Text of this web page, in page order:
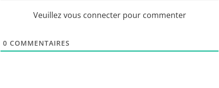
Veuillez vous connecter pour commenter
0 COMMENTAIRES